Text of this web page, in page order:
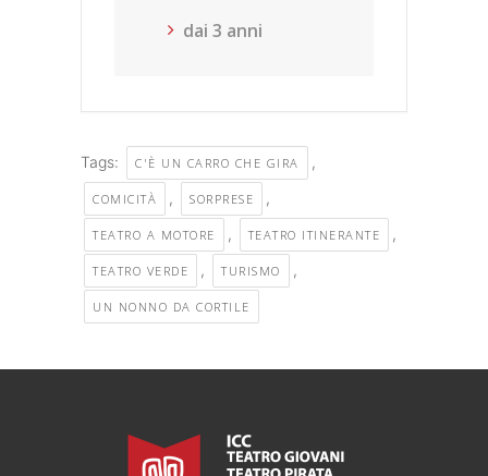
dai 3 anni
Tags: C'È UN CARRO CHE GIRA ,
COMICITÀ , SORPRESE ,
TEATRO A MOTORE , TEATRO ITINERANTE ,
TEATRO VERDE , TURISMO ,
UN NONNO DA CORTILE